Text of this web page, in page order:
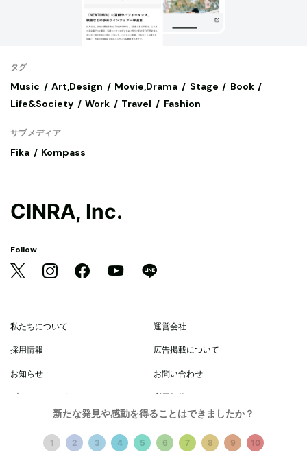
新たな発見や感動を得ることはできましたか？
1 2 3 4 5 6 7 8 9 10
タグ
Music Art,Design Movie,Drama Stage
Book
Life&Society
Work Travel Fashion
サブメディア
Fika Kompass
CINRA, Inc.
Follow
私たちについて 運営会社
採用情報 広告掲載について
お知らせ お問い合わせ
プライバシーポリシー 利用規約
© 2021 CINRA, Inc.